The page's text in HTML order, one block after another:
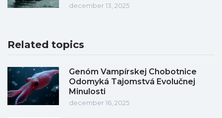
december 13, 2025
Related topics
Genóm Vampírskej Chobotnice
Odomyká Tajomstvá Evolučnej
Minulosti
december 16, 2025